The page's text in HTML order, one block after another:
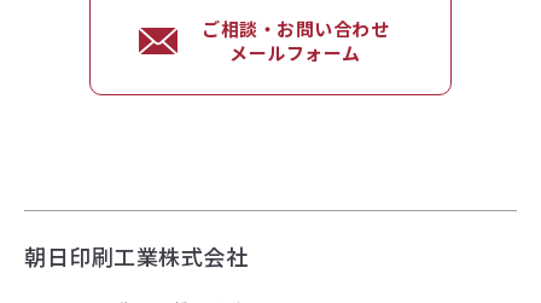
ご相談・お問い合わせ
メールフォーム
朝日印刷工業株式会社